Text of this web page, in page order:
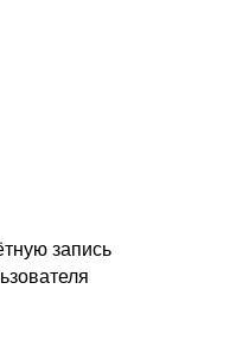
запись